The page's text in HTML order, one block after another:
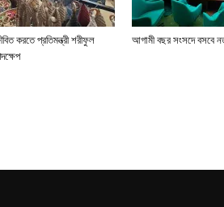
করতে প্রতিমন্ত্রী শরীফুল
আগামী বছর সংসদে বসবে